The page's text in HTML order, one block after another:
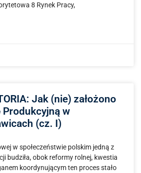
8 Rynek Pracy,
Jak (nie) założono
Produkcyjną w
(cz. I)
w społeczeństwie polskim jedną z
budziła, obok reformy rolnej, kwestia
koordynującym ten proces stało